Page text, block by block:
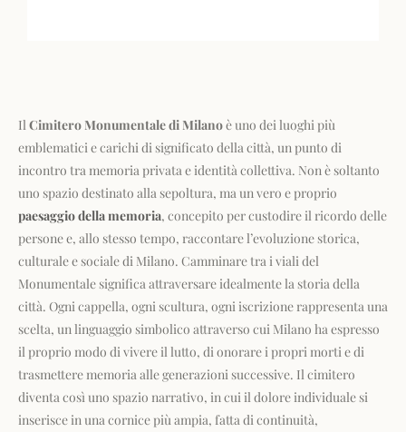
Il Cimitero Monumentale di Milanoè uno dei luoghi più
emblematici e carichi di significato della città, un punto di
incontro tra memoria privata e identità collettiva. Non è soltanto
uno spazio destinato alla sepoltura, ma un vero e proprio
paesaggio della memoria, concepito per custodire il ricordo delle
persone e, allo stesso tempo, raccontare l’evoluzione storica,
culturale e sociale di Milano. Camminare tra i viali del
Monumentale significa attraversare idealmente la storia della
città. Ogni cappella, ogni scultura, ogni iscrizione rappresenta una
scelta, un linguaggio simbolico attraverso cui Milano ha espresso
il proprio modo di vivere il lutto, di onorare i propri morti e di
trasmettere memoria alle generazioni successive. Il cimitero
diventa così uno spazio narrativo, in cui il dolore individuale si
inserisce in una cornice più ampia, fatta di continuità,